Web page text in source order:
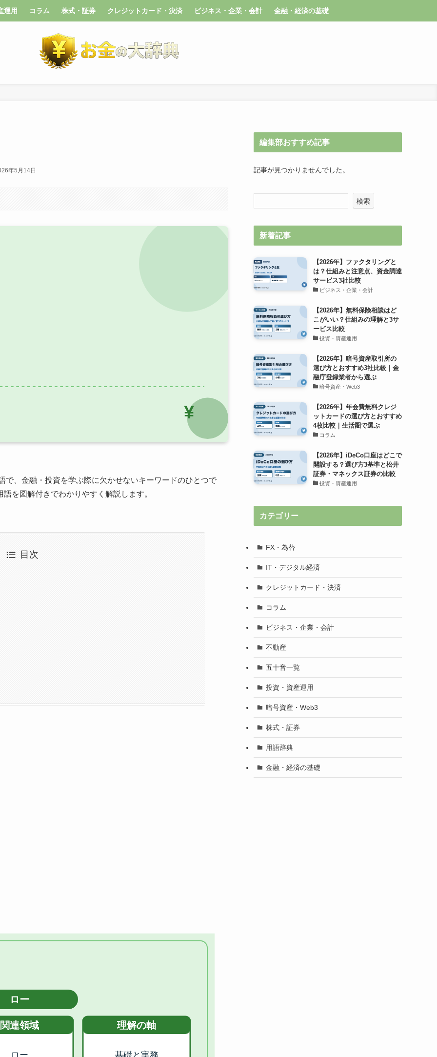
運用 コラム 株式・証券 クレジットカード・決済 ビジネス・企業・会計 金融・経済の基礎
年5月14日
、金融・投資を学ぶ際に欠かせないキーワードのひとつで
を図解付きでわかりやすく解説します。
目次
編集部おすすめ記事
記事が見つかりませんでした。
検索
新着記事
【2026年】ファクタリングと
は？仕組みと注意点、資金調達
サービス3社比較
ビジネス・企業・会計
【2026年】無料保険相談はど
こがいい？仕組みの理解と3サ
ービス比較
投資・資産運用
【2026年】暗号資産取引所の
選び方とおすすめ3社比較｜金
融庁登録業者から選ぶ
暗号資産・Web3
【2026年】年会費無料クレジ
ットカードの選び方とおすすめ
4枚比較｜生活圏で選ぶ
コラム
【2026年】iDeCo口座はどこで
開設する？選び方3基準と松井
証券・マネックス証券の比較
投資・資産運用
カテゴリー
FX・為替
IT・デジタル経済
クレジットカード・決済
コラム
ビジネス・企業・会計
不動産
五十音一覧
投資・資産運用
暗号資産・Web3
株式・証券
用語辞典
金融・経済の基礎